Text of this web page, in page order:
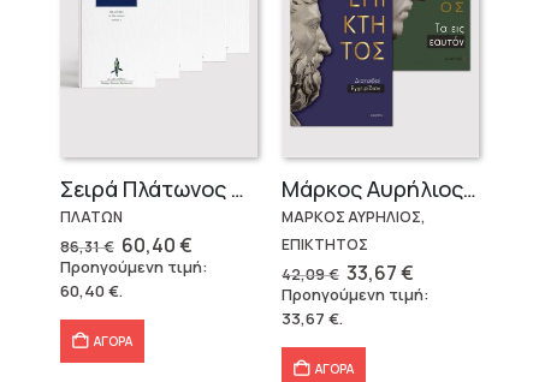
Σειρά Πλάτωνος Πολιτεία
ΠΛΑΤΩΝ
86,31€ Original
price
was:
86,31 €.
60,40€Η
τρέχουσα
τιμή
Προηγούμενη τιμή:
60,40€.
ΑΓΟΡΑ
Μάρκος Αυρήλιος & Επίκτητος (Επίτομα)
ΜΑΡΚΟΣ ΑΥΡΗΛΙΟΣ,
ΕΠΙΚΤΗΤΟΣ
42,09€ Original
price
was:
33,67€Η
τρέχουσα
τιμή
Προηγούμενη τιμή:
33,67 €.
ΑΓΟΡΑ